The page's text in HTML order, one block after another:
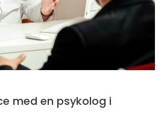
med en psykolog i